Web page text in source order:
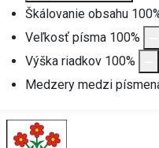
Škálovanie obsahu 100
Veľkosť písma 100%
Výška riadkov 100%
Medzery medzi